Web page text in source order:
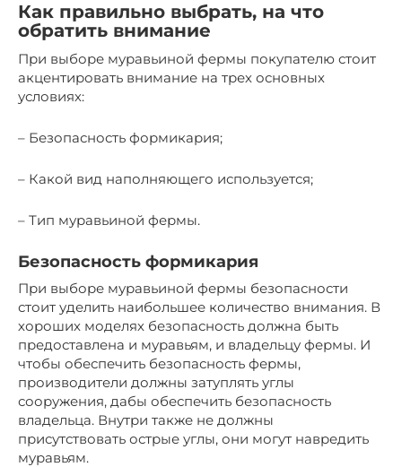
Как правильно выбрать, на что
обратить внимание
При выборе муравьиной фермы покупателю стоит
акцентировать внимание на трех основных
условиях:
– Безопасность формикария;
– Какой вид наполняющего используется;
– Тип муравьиной фермы.
Безопасность формикария
При выборе муравьиной фермы безопасности
стоит уделить наибольшее количество внимания. В
хороших моделях безопасность должна быть
предоставлена и муравьям, и владельцу фермы. И
чтобы обеспечить безопасность фермы,
производители должны затуплять углы
сооружения, дабы обеспечить безопасность
владельца. Внутри также не должны
присутствовать острые углы, они могут навредить
муравьям.